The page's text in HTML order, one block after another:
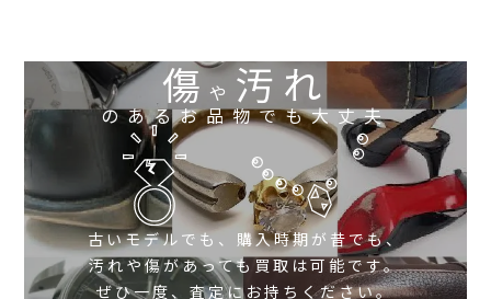
傷や 汚れ
のあるお品物でも大丈夫
古いモデルでも、購入時期が昔でも、
汚れや傷があっても買取は可能です。
ぜひ一度、査定にお持ちください。